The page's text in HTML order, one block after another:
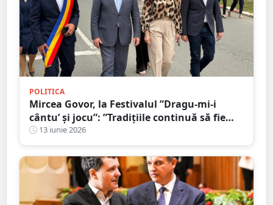
POLITICA
Mircea Govor, la Festivalul ”Dragu-mi-i
cântu’ și jocu”: ”Tradițiile continuă să fie
prețuite și transmise mai departe”
13 iunie 2026